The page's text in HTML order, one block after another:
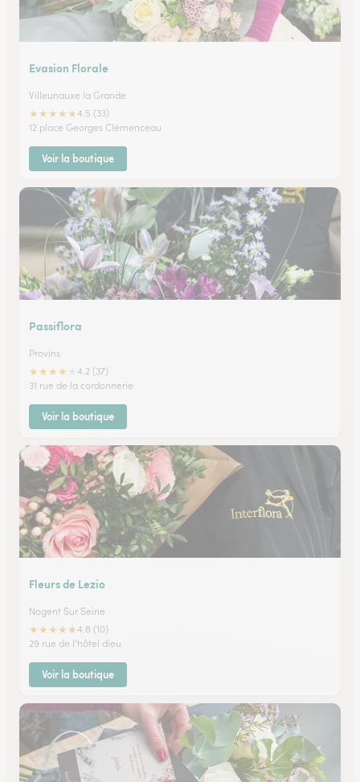
Evasion Florale
Villeunauxe la Grande
★★★★★4.5 (33)
12 place Georges Clémenceau
Voir la boutique
Passiflora
Provins
★★★★
4.2 (37)
31 rue de la cordonnerie
Voir la boutique
Fleurs de Lezio
Nogent Sur Seine
★★★★★4.8 (10)
29 rue de l'hôtel dieu
Voir la boutique